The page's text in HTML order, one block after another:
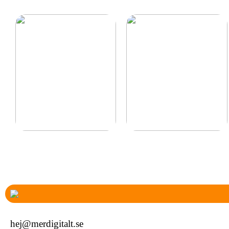
hej@merdigitalt.se